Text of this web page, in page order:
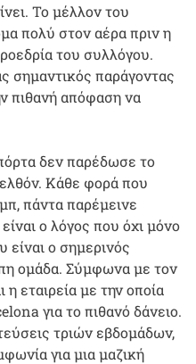
Το μέλλον του
πολύ στον αέρα πριν η
του συλλόγου.
σημαντικός παράγοντας
πιθανή απόφαση να
δεν παρέδωσε το
Κάθε φορά που
πάντα παρέμεινε
ο λόγος που όχι μόνο
είναι ο σημερινός
ομάδα. Σύμφωνα με τον
εταιρεία με την οποία
για το πιθανό δάνειο.
τριών εβδομάδων,
για μια μαζική